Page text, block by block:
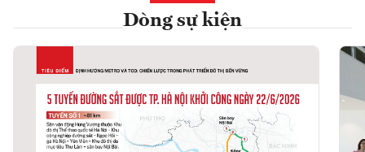
Dòng sự kiện